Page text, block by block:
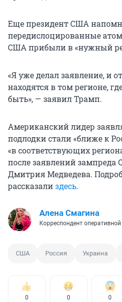
Еще президент США
передислоцированные
США прибыли в «нужный
«Я уже делал заявление, и
находятся в том регионе,
быть», — заявил Трамп.
Американский лидер
подлодки стали «ближе к
«в соответствующих
после заявлений зампреда
Дмитрия Медведева.
рассказализдесь.
Алена Смагина
Корреспондент
США Россия Украина
0 0 0